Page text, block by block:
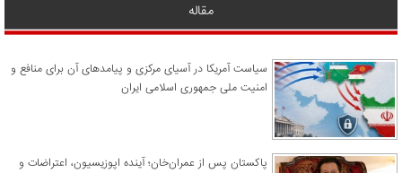
مقاله
سیاست آمریکا در آسیای مرکزی و پیامدهای آن برای منافع و
امنیت ملی جمهوری اسلامی ایران
پاکستان پس از عمران‌خان؛ آینده اپوزیسیون، اعتراضات و